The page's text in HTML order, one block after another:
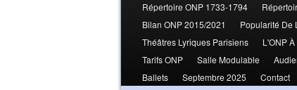
Répertoire ONP 1733-1794
Bilan ONP 2015/2021
Popularité De
Théâtres Lyriques Parisiens
L'ONP
Tarifs ONP
Salle Modulable
Ballets
Septembre 2025 Contact